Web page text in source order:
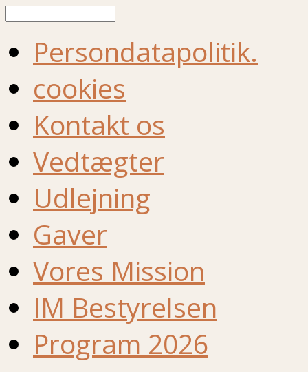
Persondatapolitik.
cookies
Kontakt os
Vedtægter
Udlejning
Gaver
Vores Mission
IM Bestyrelsen
Program 2026